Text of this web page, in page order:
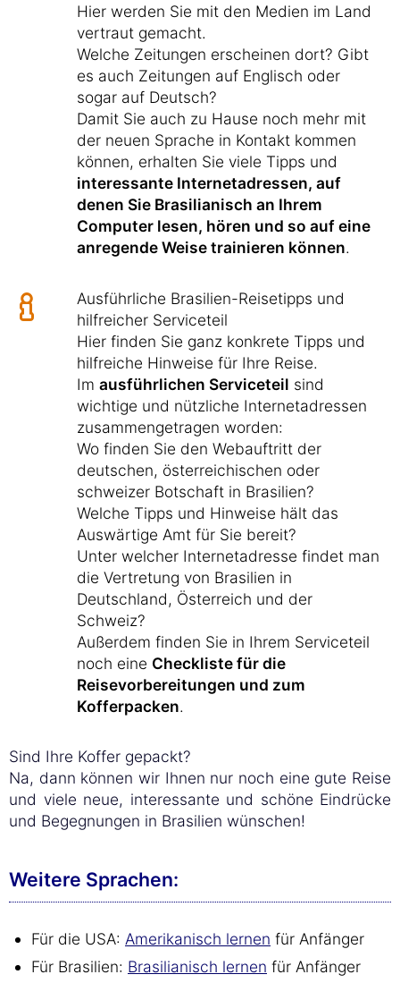
Hier werden Sie mit den Medien im Land
vertraut gemacht.
Welche Zeitungen erscheinen dort? Gibt
es auch Zeitungen auf Englisch oder
sogar auf Deutsch?
Damit Sie auch zu Hause noch mehr mit
der neuen Sprache in Kontakt kommen
können, erhalten Sie viele Tipps und
interessante Internetadressen, auf
denen Sie Brasilianisch an Ihrem
Computer lesen, hören und so auf eine
anregende Weise trainieren können.
Ausführliche Brasilien-Reisetipps und
hilfreicher Serviceteil
Hier finden Sie ganz konkrete Tipps und
hilfreiche Hinweise für Ihre Reise.
Im ausführlichen Serviceteil sind
wichtige und nützliche Internetadressen
zusammengetragen worden:
Wo finden Sie den Webauftritt der
deutschen, österreichischen oder
schweizer Botschaft in Brasilien?
Welche Tipps und Hinweise hält das
Auswärtige Amt für Sie bereit?
Unter welcher Internetadresse findet man
die Vertretung von Brasilien in
Deutschland, Österreich und der
Schweiz?
Außerdem finden Sie in Ihrem Serviceteil
noch eine Checkliste für die
Reisevorbereitungen und zum
Kofferpacken.
Sind Ihre Koffer gepackt?
Na, dann können wir Ihnen nur noch eine gute Reise
und viele neue, interessante und schöne Eindrücke
und Begegnungen in Brasilien wünschen!
Weitere Sprachen:
Für die USA: Amerikanisch lernen für Anfänger
Für Brasilien: Brasilianisch lernen für Anfänger